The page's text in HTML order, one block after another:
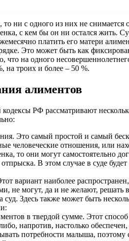
то ни с одного из них не снимается
с кем бы он ни остался жить.
платить его матери
Это может быть как
что на одного
на троих и более – 50 %.
алиментов
РФ рассматривают
Это самый простой и самый
человеческие отношения, или
то они могут самостоятельно
В этом случае в суде будет
вариант наиболее
не могут, да и не желают, решать
суд. Здесь также может быть
в твердой сумме. Этот
напротив, настолько обеспечен,
потребности малыша, поэтому